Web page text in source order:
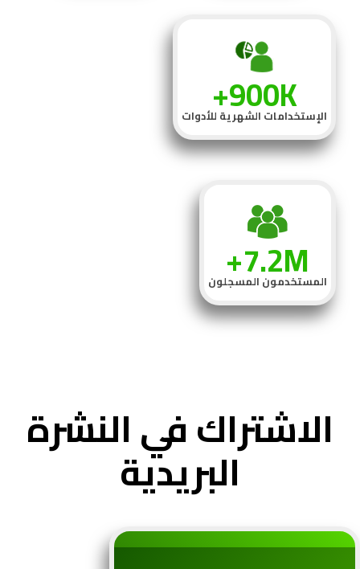
900K+
الإستخدامات الشهرية للأدوات
7.2M+
المستخدمون المسجلون
الاشتراك في النشرة
البريدية